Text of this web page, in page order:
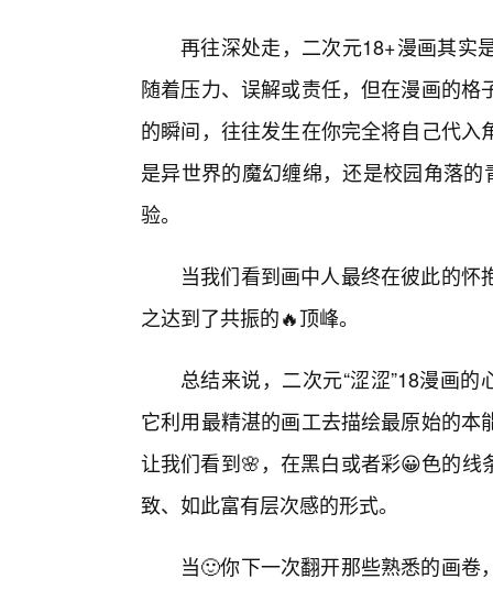
再往深处走，二次元18+漫画其实
随着压力、误解或责任，但在漫画的
的瞬间，往往发生在你完全将自己代
是异世界的魔幻缠绵，还是校园角落
验。
当我们看到画中人最终在彼此的
之达到了共振的🔥顶峰。
总结来说，二次元“涩涩”18漫画
它利用最精湛的画工去描绘最原始的
让我们看到🌸，在黑白或者彩😀色的
致、如此富有层次感的形式。
当🙂你下一次翻开那些熟悉的画